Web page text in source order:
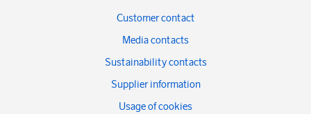
Customer contact
Media contacts
Sustainability contacts
Supplier information
Usage of cookies